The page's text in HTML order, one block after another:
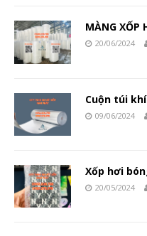
MÀNG XỐP
20/06/2024
Cuộn túi
09/06/2024
Xốp hơi
20/05/2024